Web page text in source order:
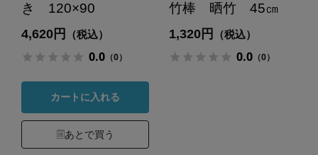
き 120×90
4,620円 （税込）
0.0（0）
カートに入れる
あとで買う
竹棒 晒竹 45㎝
1,320円 （税込）
0.0（0）